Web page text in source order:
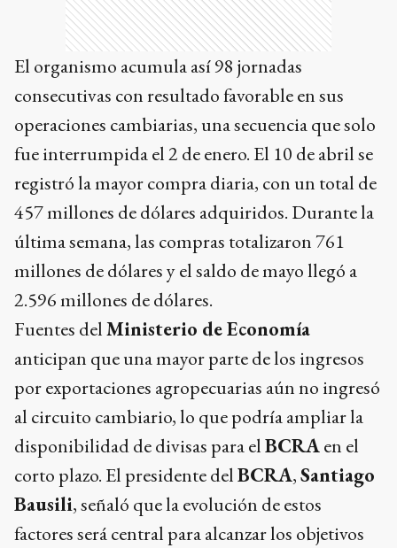
El organismo acumula así 98 jornadas
consecutivas con resultado favorable en sus
operaciones cambiarias, una secuencia que solo
fue interrumpida el 2 de enero. El 10 de abril se
registró la mayor compra diaria, con un total de
457 millones de dólares adquiridos. Durante la
última semana, las compras totalizaron 761
millones de dólares y el saldo de mayo llegó a
2.596 millones de dólares.
Fuentes delMinisterio de Economía
anticipan que una mayor parte de los ingresos
por exportaciones agropecuarias aún no ingresó
al circuito cambiario, lo que podría ampliar la
disponibilidad de divisas para elBCRAen el
corto plazo. El presidente delBCRA,Santiago
Bausili, señaló que la evolución de estos
factores será central para alcanzar los objetivos